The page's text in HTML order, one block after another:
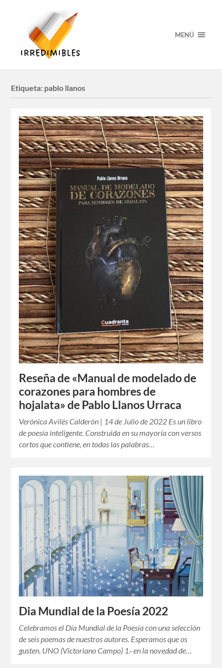
MENÚ
Etiqueta: pablo llanos
Reseña de «Manual de modelado de
corazones para hombres de
hojalata» de Pablo Llanos Urraca
Verónica Avilés Calderón | 14 de Julio de 2022 Es un libro
de poesía inteligente. Construida en su mayoría con versos
cortos que contiene, en todas las palabras…
Dia Mundial de la Poesía 2022
Celebramos el Día Mundial de la Poesía con una selección
de seis poemas de nuestros autores. Esperamos que os
gusten. UNO (Victoriano Campo) 1.- en la novedad de…